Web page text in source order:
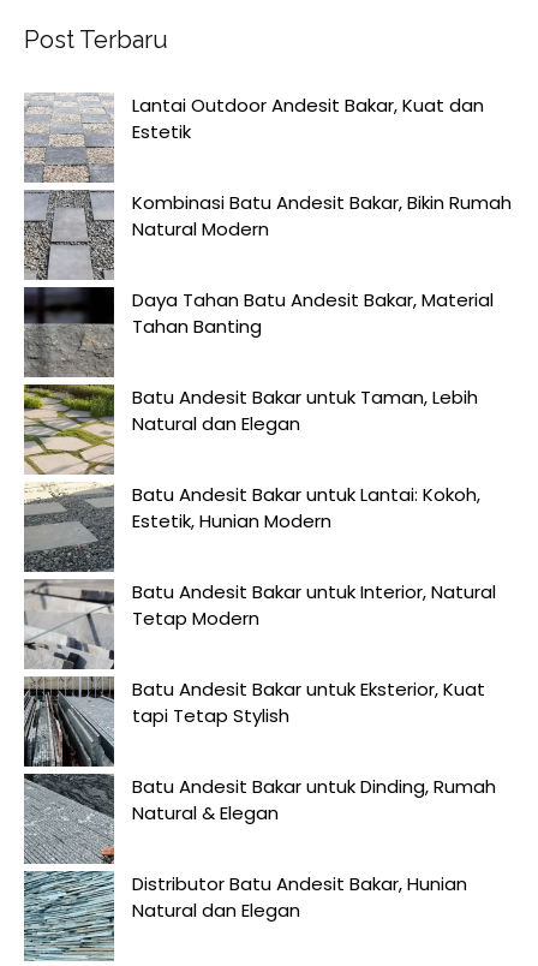
Post Terbaru
Lantai Outdoor Andesit Bakar, Kuat dan
Estetik
Kombinasi Batu Andesit Bakar, Bikin Rumah
Natural Modern
Daya Tahan Batu Andesit Bakar, Material
Tahan Banting
Batu Andesit Bakar untuk Taman, Lebih
Natural dan Elegan
Batu Andesit Bakar untuk Lantai: Kokoh,
Estetik, Hunian Modern
Batu Andesit Bakar untuk Interior, Natural
Tetap Modern
Batu Andesit Bakar untuk Eksterior, Kuat
tapi Tetap Stylish
Batu Andesit Bakar untuk Dinding, Rumah
Natural & Elegan
Distributor Batu Andesit Bakar, Hunian
Natural dan Elegan